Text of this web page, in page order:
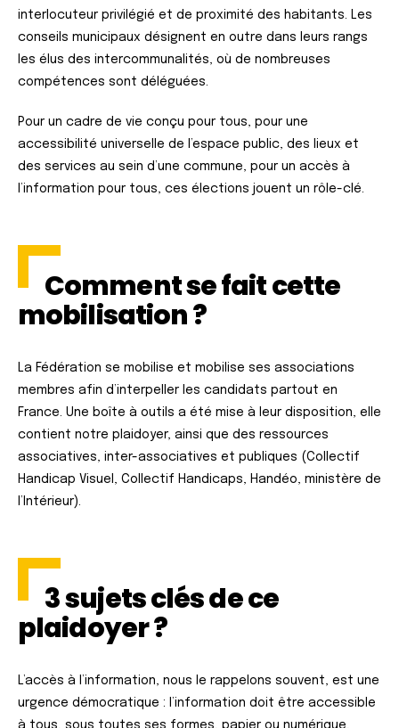
interlocuteur privilégié et de proximité des habitants. Les
conseils municipaux désignent en outre dans leurs rangs
les élus des intercommunalités, où de nombreuses
compétences sont déléguées.
Pour un cadre de vie conçu pour tous, pour une
accessibilité universelle de l’espace public, des lieux et
des services au sein d’une commune, pour un accès à
l’information pour tous, ces élections jouent un rôle-clé.
Comment se fait cette
mobilisation ?
La Fédération se mobilise et mobilise ses associations
membres afin d’interpeller les candidats partout en
France. Une boîte à outils a été mise à leur disposition, elle
contient notre plaidoyer, ainsi que des ressources
associatives, inter-associatives et publiques (Collectif
Handicap Visuel, Collectif Handicaps, Handéo, ministère de
l’Intérieur).
3 sujets clés de ce
plaidoyer ?
L’accès à l’information, nous le rappelons souvent, est une
urgence démocratique : l’information doit être accessible
à tous, sous toutes ses formes, papier ou numérique,